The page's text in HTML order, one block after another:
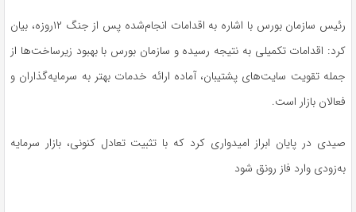
رئیس سازمان بورس با اشاره به اقدامات انجام‌شده پس از جنگ ۱۲روزه، بیان
کرد: اقدامات تکمیلی به نتیجه رسیده و سازمان بورس با بهبود زیرساخت‌ها از
جمله تقویت سایت‌های پشتیبان، آماده ارائه خدمات بهتر به سرمایه‌گذاران و
فعالان بازار است.
صیدی در پایان ابراز امیدواری کرد که با تثبیت تعادل کنونی، بازار سرمایه
به‌زودی وارد فاز رونق شود